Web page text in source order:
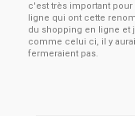
c'est très important
ligne qui ont cette
du shopping en ligne et
comme celui ci, il y
fermeraient pas.